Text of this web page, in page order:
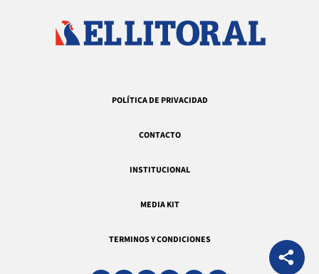
POLÍTICA DE PRIVACIDAD
CONTACTO
INSTITUCIONAL
MEDIA KIT
TERMINOS Y CONDICIONES